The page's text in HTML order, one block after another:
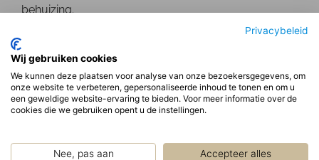
Privacybeleid
Wij gebruiken cookies
We kunnen deze plaatsen voor analyse van onze bezoekersgegevens, om
onze website te verbeteren, gepersonaliseerde inhoud te tonen en om u
een geweldige website-ervaring te bieden. Voor meer informatie over de
cookies die we gebruiken opent u de instellingen.
Nee, pas aan Accepteer alles
behuizing.
uniforme schaduwvrije verlichting uit het armatuur.
LED type: SMD